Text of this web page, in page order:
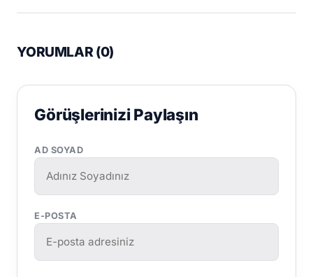
YORUMLAR (0)
Görüşlerinizi Paylaşın
AD SOYAD
E-POSTA